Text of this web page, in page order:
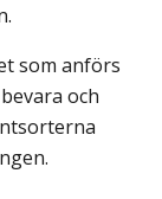
som anförs
och